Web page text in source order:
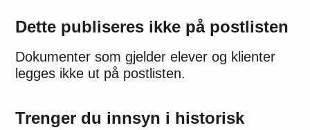
Dette publiseres ikke på postlisten
Dokumenter som gjelder elever og klienter
legges ikke ut på postlisten.
Trenger du innsyn i historisk